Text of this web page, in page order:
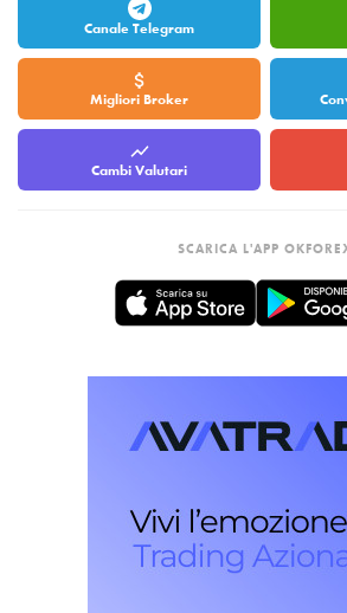
Canale Telegram
Migliori Broker
Cambi Valutari
SCARICA L'APP